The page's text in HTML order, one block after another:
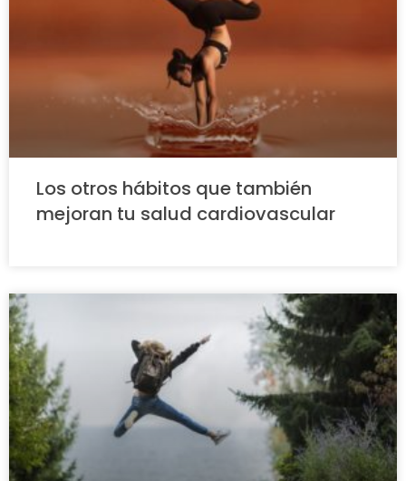
Los otros hábitos que también
mejoran tu salud cardiovascular